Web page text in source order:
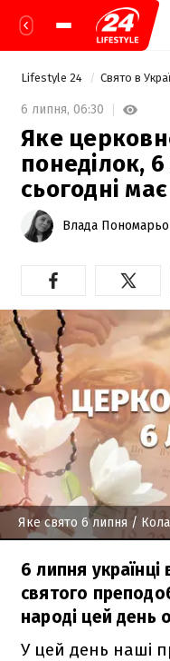
Lifestyle 24 Свято в
6 липня, 06:30
Яке
понеділок,
сьогодні
Влада
Яке свято 6 липня /
6 липня
святого
народі цей день
У цей день наші